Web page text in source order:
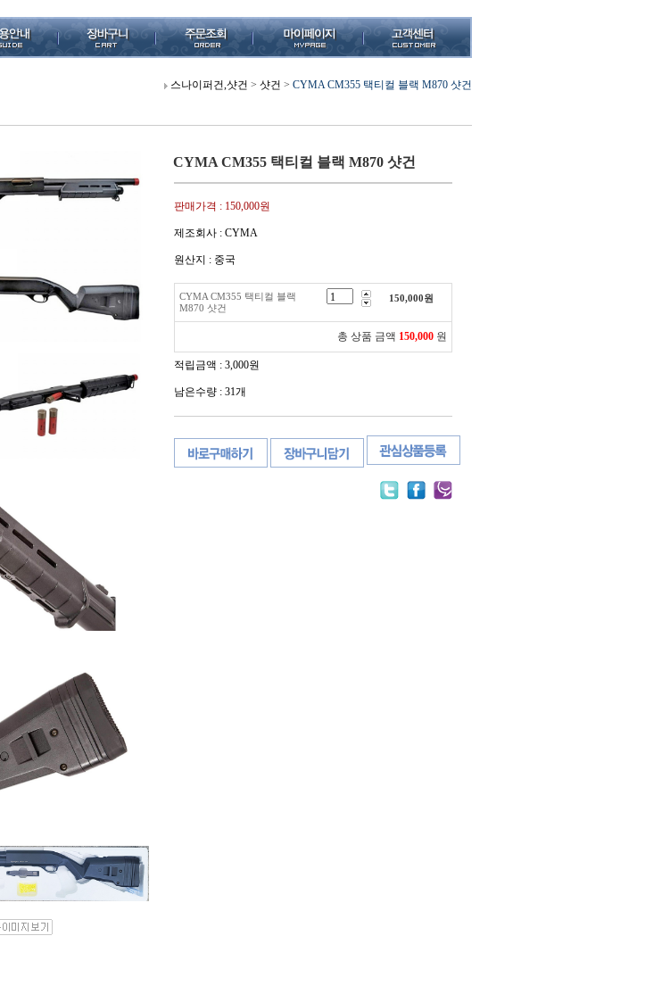
스나이퍼건,샷건 > 샷건 > CYMA CM355 택티컬 블랙 M870 샷건
CYMA CM355 택티컬 블랙 M870 샷건
판매가격 : 150,000원
제조회사 : CYMA
원산지 : 중국
CYMA CM355 택티컬 블랙
M870 샷건
150,000원
총 상품 금액 150,000 원
적립금액 : 3,000원
남은수량 : 31개